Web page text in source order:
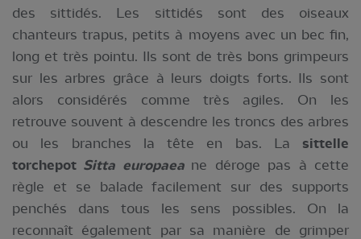
des sittidés. Les sittidés sont des oiseaux
chanteurs trapus, petits à moyens avec un bec fin,
long et très pointu. Ils sont de très bons grimpeurs
sur les arbres grâce à leurs doigts forts. Ils sont
alors considérés comme très agiles. On les
retrouve souvent à descendre les troncs des arbres
ou les branches la tête en bas. La sittelle
torchepot Sitta europaea ne déroge pas à cette
règle et se balade facilement sur des supports
penchés dans tous les sens possibles. On la
reconnaît également par sa manière de grimper